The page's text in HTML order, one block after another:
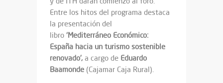
Entre los hitos del programa destaca
la presentación del
libro ‘Mediterráneo Económico:
España hacia un turismo sostenible
renovado’, a cargo de Eduardo
Baamonde (Cajamar Caja Rural).